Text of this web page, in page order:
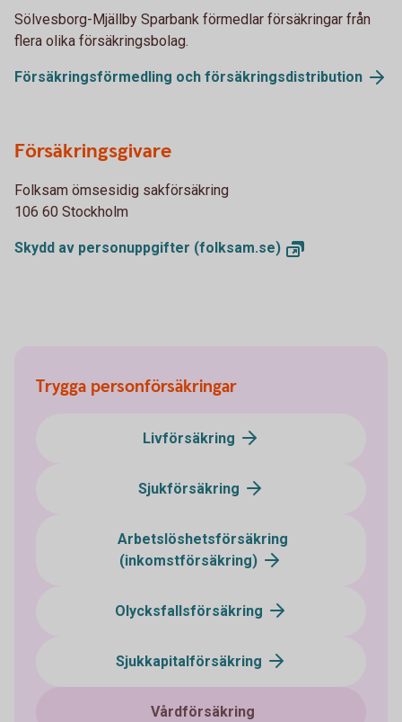
Sölvesborg-Mjällby Sparbank förmedlar försäkringar från
flera olika försäkringsbolag.
Försäkringsförmedling och försäkringsdistribution
Försäkringsgivare
Folksam ömsesidig sakförsäkring
106 60 Stockholm
Skydd av personuppgifter (folksam.se)
Trygga personförsäkringar
Livförsäkring
Sjukförsäkring
Arbetslöshetsförsäkring
(inkomstförsäkring)
Olycksfallsförsäkring
Sjukkapitalförsäkring
Vårdförsäkring